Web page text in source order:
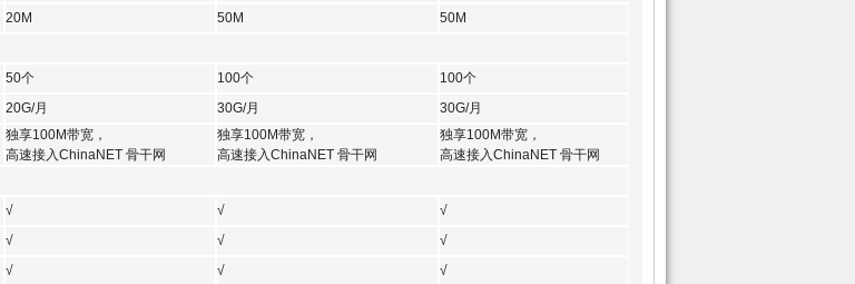
20M 50M
50M
50个 100个
100个
20G/月 30G/月 30G/月
独享100M带宽，
高速接入ChinaNET 骨干网
独享100M带宽，
高速接入ChinaNET 骨干网
独享100M带宽，
高速接入ChinaNET 骨干网
√ √
√
√ √
√
√ √
√